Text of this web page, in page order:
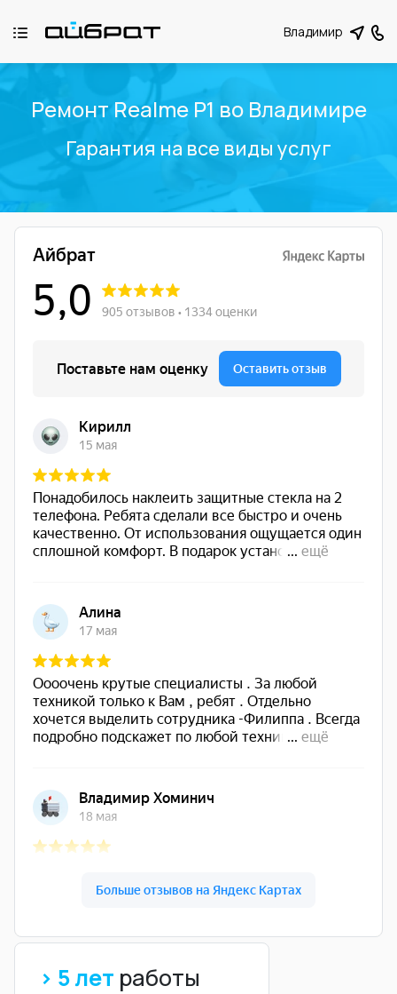
Владимир
Ремонт Realme P1 во Владимире
Гарантия на все виды услуг
> 5 лет работы